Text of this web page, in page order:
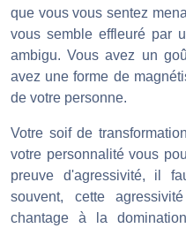
que vous vous sentez
vous semble effleuré par
ambigu. Vous avez un
avez une forme de
de votre personne.
Votre soif de
votre personnalité vous
preuve d'agressivité, il
souvent, cette
chantage à la